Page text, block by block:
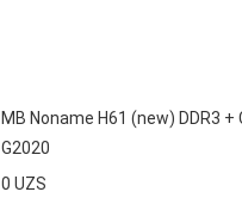
MB Noname H61 (new) DDR3 +
G2020
0 UZS